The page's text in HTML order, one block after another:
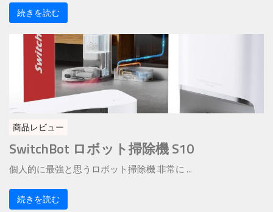
続きを読む
商品レビュー
SwitchBot ロボット掃除機 S10
個人的に最強と思うロボット掃除機 非常に ...
続きを読む